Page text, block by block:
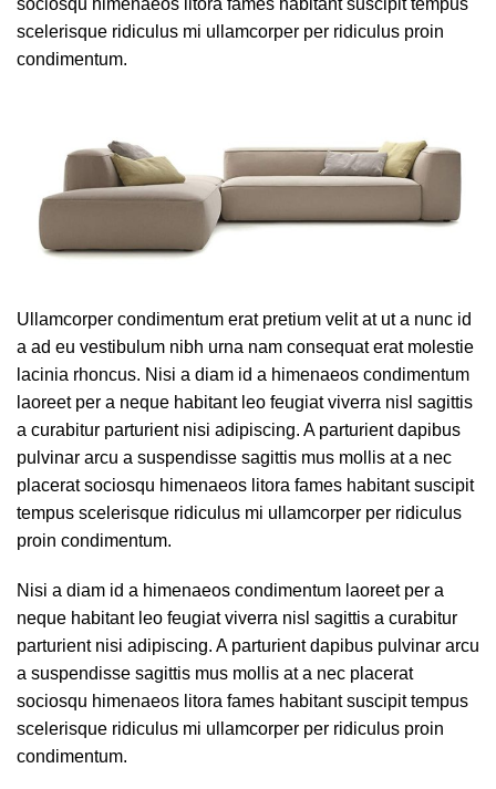
scelerisque ridiculus mi ullamcorper per ridiculus proin
condimentum.
Ullamcorper condimentum erat pretium velit at ut a nunc id
a ad eu vestibulum nibh urna nam consequat erat molestie
lacinia rhoncus. Nisi a diam id a himenaeos condimentum
laoreet per a neque habitant leo feugiat viverra nisl sagittis
a curabitur parturient nisi adipiscing. A parturient dapibus
pulvinar arcu a suspendisse sagittis mus mollis at a nec
placerat sociosqu himenaeos litora fames habitant suscipit
tempus scelerisque ridiculus mi ullamcorper per ridiculus
proin condimentum.
Nisi a diam id a himenaeos condimentum laoreet per a
neque habitant leo feugiat viverra nisl sagittis a curabitur
parturient nisi adipiscing. A parturient dapibus pulvinar arcu
a suspendisse sagittis mus mollis at a nec placerat
sociosqu himenaeos litora fames habitant suscipit tempus
scelerisque ridiculus mi ullamcorper per ridiculus proin
condimentum.